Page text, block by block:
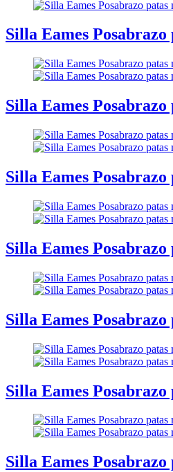
Silla Eames Posabrazo
Silla Eames Posabrazo
Silla Eames Posabrazo
Silla Eames Posabrazo
Silla Eames Posabrazo
Silla Eames Posabrazo
Silla Eames Posabrazo